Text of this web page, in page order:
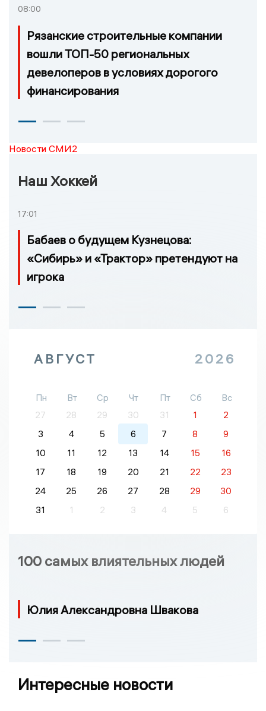
08:00
Рязанские строительные компании
вошли ТОП-50 региональных
девелоперов в условиях дорогого
финансирования
Новости СМИ2
Наш Хоккей
17:01
Бабаев о будущем Кузнецова:
«Сибирь» и «Трактор» претендуют на
игрока
АВГУСТ 2026
Пн Вт Ср Чт Пт Сб
Вс
27
28 29 30 31 1
2
3
4 5 6 7 8
9
10
11 12 13 14 15
16
17
18 19 20 21 22
23
24
25 26 27 28 29
30
31
1 2 3 4 5 6
100 самых влиятельных людей
Юлия Александровна Швакова
Интересные новости